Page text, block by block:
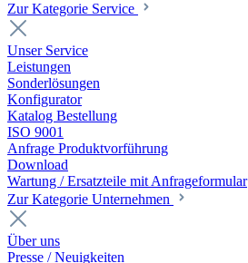
Zur Kategorie Service
Unser Service
Leistungen
Sonderlösungen
Konfigurator
Katalog Bestellung
ISO 9001
Anfrage Produktvorführung
Download
Wartung / Ersatzteile mit Anfrageformular
Zur Kategorie Unternehmen
Über uns
Presse / Neuigkeiten